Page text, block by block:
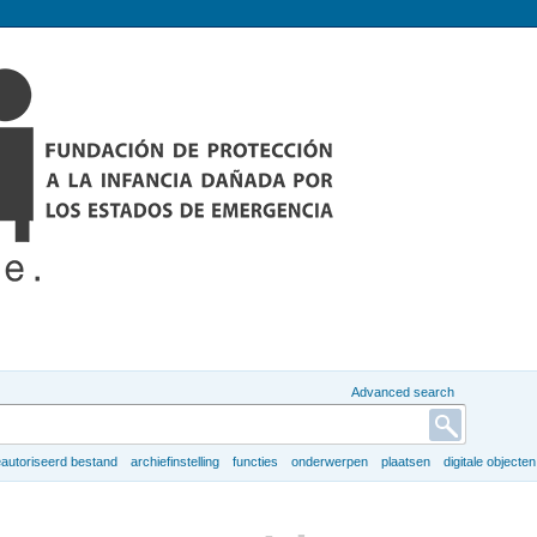
Advanced search
bestand archiefinstelling functies onderwerpen plaatsen digitale objecten